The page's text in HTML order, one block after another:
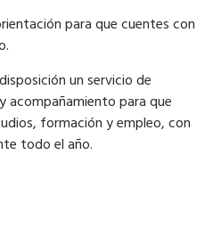
para que cuentes con
un servicio de
acompañamiento para que
formación y empleo, con
todo el año.